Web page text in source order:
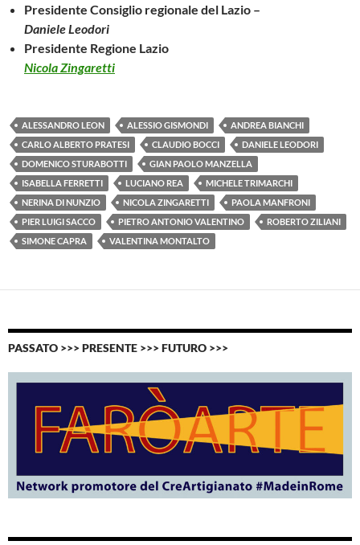
Presidente Consiglio regionale del Lazio –
Daniele Leodori
Presidente Regione Lazio
Nicola Zingaretti
ALESSANDRO LEON ALESSIO GISMONDI
ANDREA BIANCHI
CARLO ALBERTO PRATESI
CLAUDIO BOCCI
DANIELE LEODORI
DOMENICO STURABOTTI
GIAN PAOLO MANZELLA
ISABELLA FERRETTI
LUCIANO REA
MICHELE TRIMARCHI
NERINA DI NUNZIO
NICOLA ZINGARETTI
PAOLA MANFRONI
PIER LUIGI SACCO
PIETRO ANTONIO VALENTINO
ROBERTO ZILIANI
SIMONE CAPRA
VALENTINA MONTALTO
PASSATO >>> PRESENTE >>> FUTURO >>>